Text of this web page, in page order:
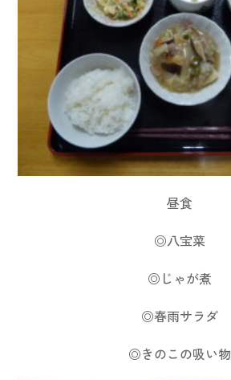
昼食
◎八宝菜
◎じゃが煮
◎春雨サラダ
◎きのこの吸い物